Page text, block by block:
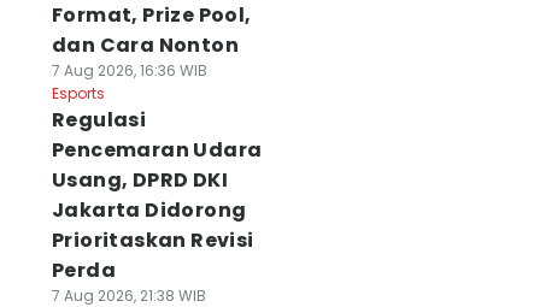
Format, Prize Pool,
dan Cara Nonton
7 Aug 2026, 16:36 WIB
Esports
Regulasi
Pencemaran Udara
Usang, DPRD DKI
Jakarta Didorong
Prioritaskan Revisi
Perda
7 Aug 2026, 21:38 WIB